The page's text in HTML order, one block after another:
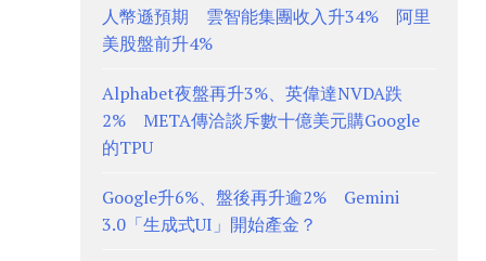
人幣遜預期 雲智能集團收入升34% 阿里
美股盤前升4%
Alphabet夜盤再升3%、英偉達NVDA跌
2% META傳洽談斥數十億美元購Google
的TPU
Google升6%、盤後再升逾2% Gemini
3.0「生成式UI」開始產金？